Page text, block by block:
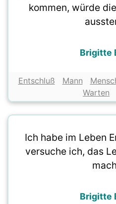
kommen, würde
Brigitte
Entschluß Mann
Warten
Ich habe im Leben
versuche ich, das
Brigitte